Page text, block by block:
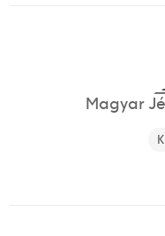
Magyar